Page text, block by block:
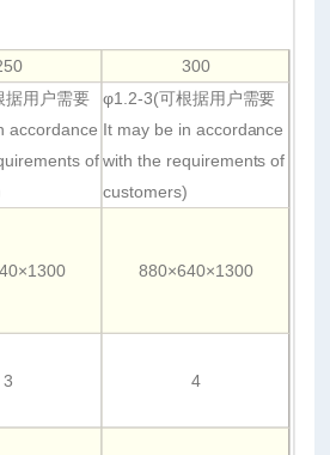
300
用户需要
accordance
of
φ1.2-3(可根据用户需要
It may be in accordance
with the requirements of
customers)
880×640×1300
3 4